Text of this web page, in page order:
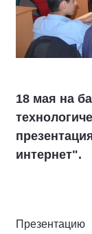
18 мая на
интернет".